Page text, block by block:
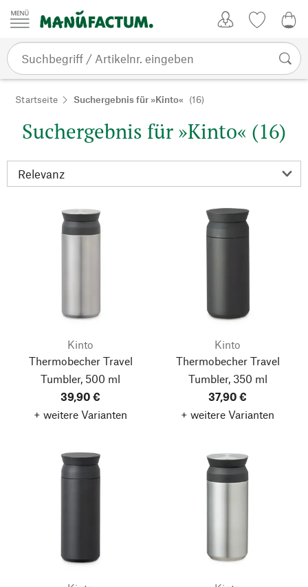
Zum Inhalt springen
Startseite Suchergebnis für »Kinto« (16)
Suchergebnis für »Kinto« (16)
Kinto
Thermobecher Travel
Tumbler, 500 ml
39,90 €
+ weitere Varianten
Kinto
Thermobecher Travel
Tumbler, 350 ml
37,90 €
+ weitere Varianten